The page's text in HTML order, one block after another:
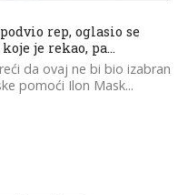
rep, oglasio se
je rekao, pa…
da ovaj ne bi bio izabran
pomoći Ilon Mask...